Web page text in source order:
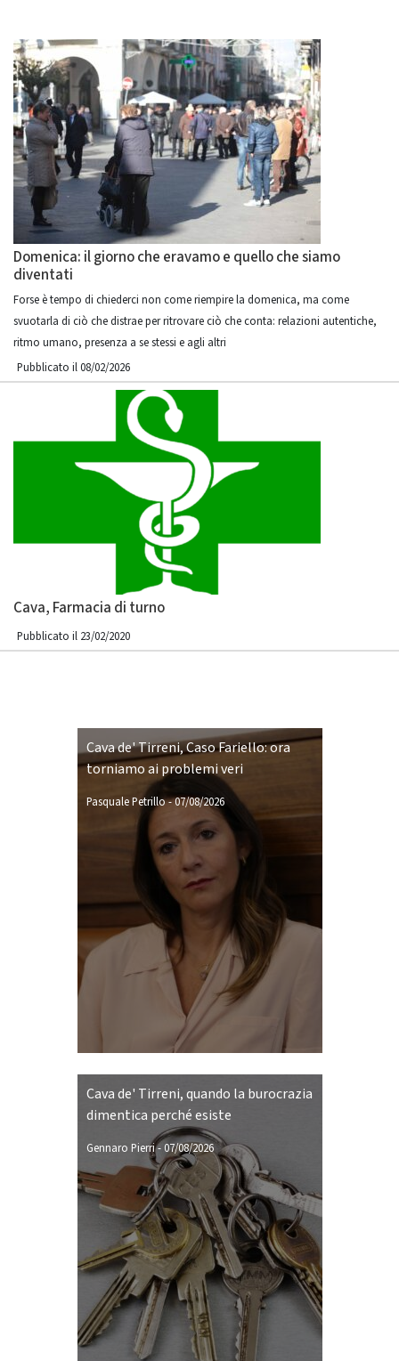
Domenica: il giorno che eravamo e quello che siamo
diventati
Forse è tempo di chiederci non come riempire la domenica, ma come
svuotarla di ciò che distrae per ritrovare ciò che conta: relazioni autentiche,
ritmo umano, presenza a se stessi e agli altri
Pubblicato il 08/02/2026
Cava, Farmacia di turno
Pubblicato il 23/02/2020
Cava de' Tirreni, Caso Fariello: ora
torniamo ai problemi veri
Pasquale Petrillo-07/08/2026
Cava de' Tirreni, quando la burocrazia
dimentica perché esiste
Gennaro Pierri- 07/08/2026